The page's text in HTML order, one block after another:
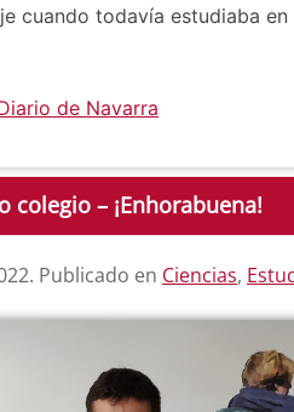
cuando todavía estudiaba
de Navarra
colegio – ¡Enhorabuena!
. Publicado en Ciencias,